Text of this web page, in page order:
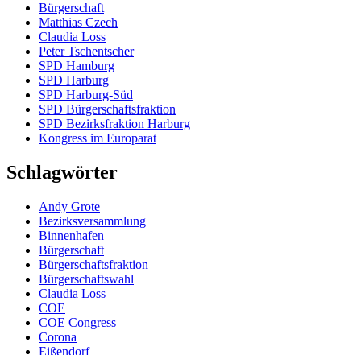
Bürgerschaft
Matthias Czech
Claudia Loss
Peter Tschentscher
SPD Hamburg
SPD Harburg
SPD Harburg-Süd
SPD Bürgerschaftsfraktion
SPD Bezirksfraktion Harburg
Kongress im Europarat
Schlagwörter
Andy Grote
Bezirksversammlung
Binnenhafen
Bürgerschaft
Bürgerschaftsfraktion
Bürgerschaftswahl
Claudia Loss
COE
COE Congress
Corona
Eißendorf